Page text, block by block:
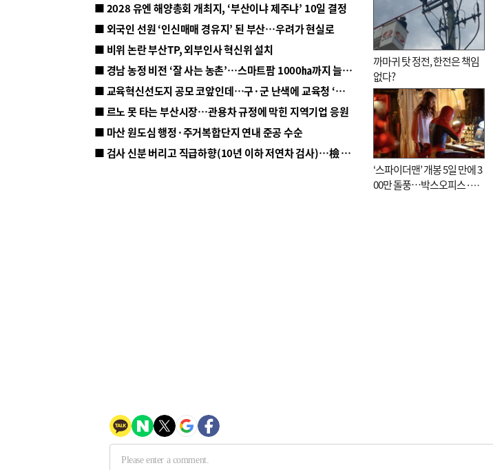
■ 2028 유엔 해양총회 개최지, ‘부산이냐 제주냐’ 10일 결정
■ 외국인 선원 ‘인신매매 경유지’ 된 부산…우려가 현실로
■ 비위 논란 부산TP, 외부인사 혁신위 설치
■ 경남 농정 비전 ‘잘 사는 농촌’…스마트팜 1000㏊까지 늘린다
■ 교육혁신선도지 공모 코앞인데…구·군 난색에 교육청 ‘쩔쩔’
■ 르노 못 타는 부산시장…관용차 규정에 막힌 지역기업 응원
■ 마산 원도심 행정·주거복합단지 연내 준공 수순
■ 검사 신분 버리고 직급하향(10년 이하 저연차 검사)…檢 중수청행 기피
까마귀 탓 정전, 한전은 책임
없다?
‘스파이더맨’ 개봉 5일 만에 3
00만 돌풍…박스오피스·예